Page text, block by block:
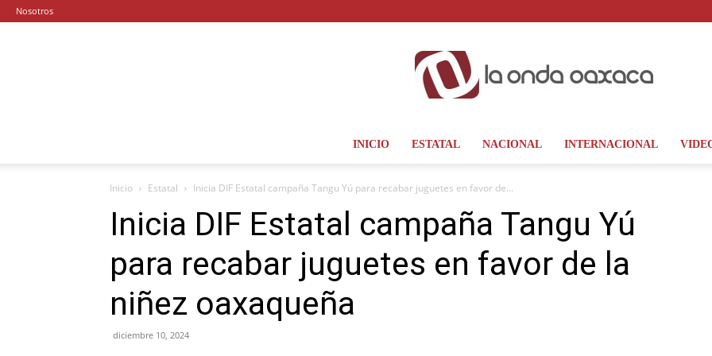
Nosotros
La
INICIO ESTATAL NACIONAL INTERNACIONAL
Inicio Estatal Inicia DIF Estatal campaña Tangu Yú para recabar juguetes en favor de...
Inicia DIF Estatal campaña Tangu Yú
para recabar juguetes en favor de la
niñez oaxaqueña
diciembre 10, 2024